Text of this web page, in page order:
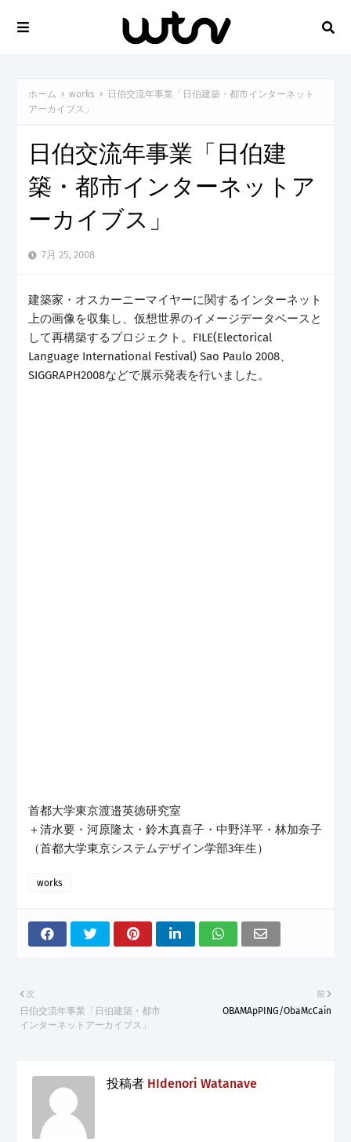
ホーム works
日伯交流年事業「日伯建築・都市インターネット
アーカイブス」
日伯交流年事業「日伯建
築・都市インターネットア
ーカイブス」
7月 25, 2008
建築家・オスカーニーマイヤーに関するインターネット
上の画像を収集し、仮想世界のイメージデータベースと
して再構築するプロジェクト。FILE(Electorical
Language International Festival) Sao Paulo 2008、
SIGGRAPH2008などで展示発表を行いました。
首都大学東京渡邉英徳研究室
＋清水要・河原隆太・鈴木真喜子・中野洋平・林加奈子
（首都大学東京システムデザイン学部3年生）
works
前
OBAMApPING/ObaMcCain
次
日伯交流年事業「日伯建築・都市
インターネットアーカイブス」
投稿者 HIdenori Watanave